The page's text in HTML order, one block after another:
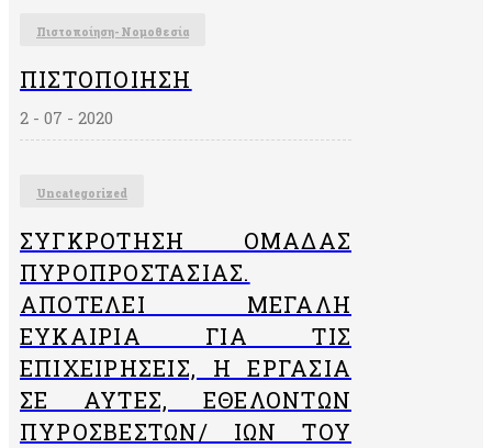
Πιστοποίηση- Νομοθεσία
ΠΙΣΤΟΠΟΊΗΣΗ
2 - 07 - 2020
Uncategorized
ΣΥΓΚΡΌΤΗΣΗ ΟΜΆΔΑΣ
ΠΥΡΟΠΡΟΣΤΑΣΊΑΣ.
ΑΠΟΤΕΛΕΊ ΜΕΓΆΛΗ
ΕΥΚΑΙΡΊΑ ΓΙΑ ΤΙΣ
ΕΠΙΧΕΙΡΉΣΕΙΣ, Η ΕΡΓΑΣΊΑ
ΣΕ ΑΥΤΈΣ, ΕΘΕΛΟΝΤΏΝ
ΠΥΡΟΣΒΕΣΤΏΝ/ ΙΏΝ ΤΟΥ